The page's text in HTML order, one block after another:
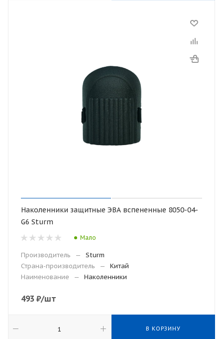
Наколенники защитные ЭВА вспененные 8050-04-
G6 Sturm
Мало
Производитель —
Sturm
Страна-производитель
—
Китай
Наименование
— Наколенники
493 ₽/шт
В КОРЗИНУ